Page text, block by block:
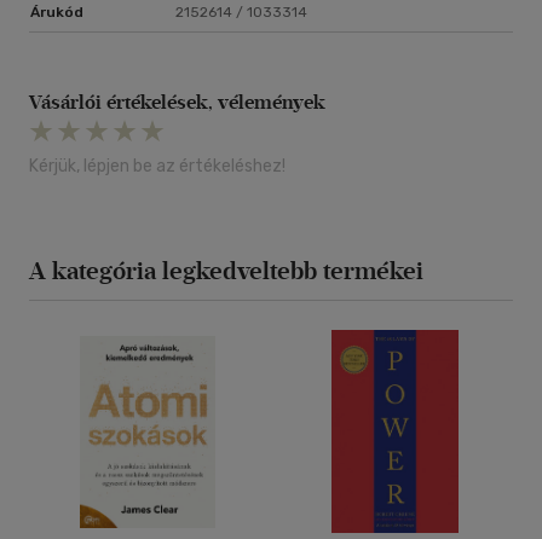
Árukód 2152614 / 1033314
Vásárlói értékelések, vélemények
Kérjük, lépjen be az értékeléshez!
A kategória legkedveltebb termékei